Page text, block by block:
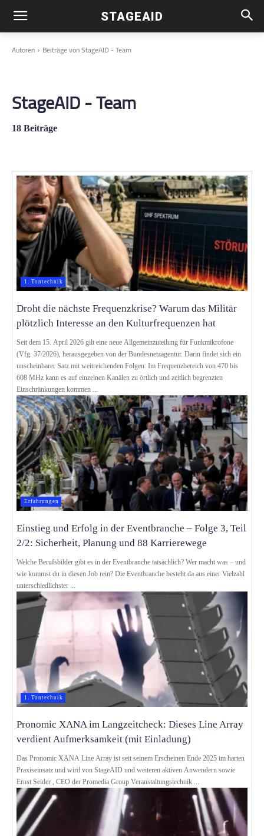
STAGEAID
Autoren Beiträge von StageAID - Team
StageAID - Team
18 Beiträge
1. Tontechnik
Droht die nächste Frequenzkrise? Warum das Mili­tär
plötzlich Inte­resse an den Kultur­fre­quen­zen hat
Seit dem 15. April 2026 gilt eine neue Allgemeinzuteilung für Funkmikrofone
(Vfg. 37/2026), herausgegeben von der Bundesnetzagentur. Darin findet sich ein
unscheinbarer Satz mit weitreichenden Folgen: Im Frequenzbereich von 470 bis
608 MHz kann es auf einzelnen Kanälen zu örtlich und zeitlich begrenzten
Einschränkungen kommen ...
Erfahrungen
Einstieg und Erfolg in der Eventbranche – Folge 3, Teil
2/2: Sicherheit, Pla­nung und 88 Karrierewege
Welche Berufsbilder gibt es in der Eventbranche tatsächlich? Wer macht was – und
wie kommst du in diesen Job rein? Die Eventbranche besteht da aus einer Vielzahl
unterschiedlichster ...
1. Tontechnik
Pronomic XANA im Lang­zeit­check: Dieses Line Array
verdient Auf­merk­sam­keit (mit Ein­la­dung)
Das Pronomic XANA Line Array ist seit seinem Erscheinen Ende 2025 im harten
Praxis­ein­satz und wird von StageAID und weiteren aktiven Anwendern sowie
Ernst Seider , CEO der Promedia Group Veranstaltungstechnik ...